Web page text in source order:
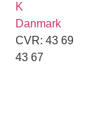
K
Danmark
CVR: 43 69
43 67